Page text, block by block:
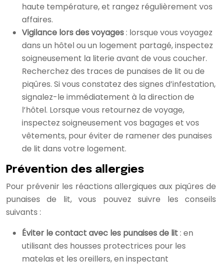
haute température, et rangez régulièrement vos
affaires.
Vigilance lors des voyages: lorsque vous voyagez
dans un hôtel ou un logement partagé, inspectez
soigneusement la literie avant de vous coucher.
Recherchez des traces de punaises de lit ou de
piqûres. Si vous constatez des signes d’infestation,
signalez-le immédiatement à la direction de
l’hôtel. Lorsque vous retournez de voyage,
inspectez soigneusement vos bagages et vos
vêtements, pour éviter de ramener des punaises
de lit dans votre logement.
Prévention des allergies
Pour prévenir les réactions allergiques aux piqûres de
punaises de lit, vous pouvez suivre les conseils
suivants :
Éviter le contact avec les punaises de lit: en
utilisant des housses protectrices pour les
matelas et les oreillers, en inspectant